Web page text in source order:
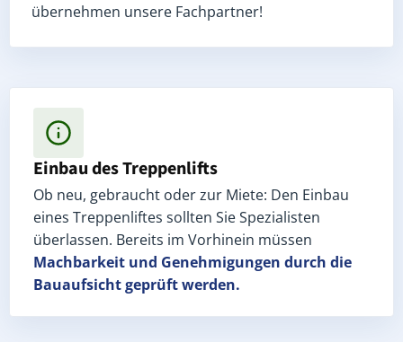
übernehmen unsere Fachpartner!
Einbau des Treppenlifts
Ob neu, gebraucht oder zur Miete: Den Einbau
eines Treppenliftes sollten Sie Spezialisten
überlassen. Bereits im Vorhinein müssen
Machbarkeit und Genehmigungen durch die
Bauaufsicht geprüft werden.